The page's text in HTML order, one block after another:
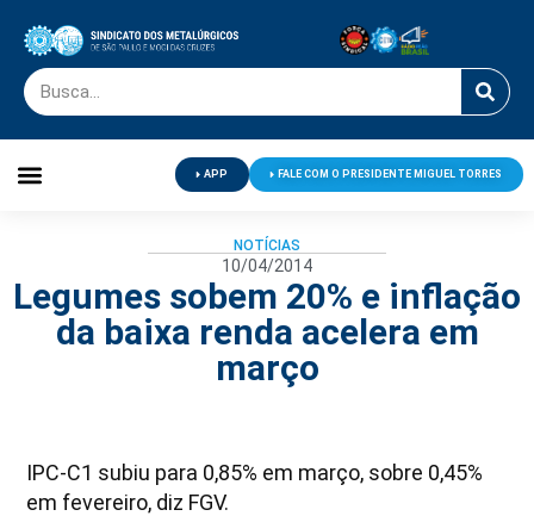
APP FALE COM O PRESIDENTE MIGUEL TORRES
NOTÍCIAS
10/04/2014
Legumes sobem 20% e inflação
da baixa renda acelera em
março
IPC-C1 subiu para 0,85% em março, sobre 0,45%
em fevereiro, diz FGV.